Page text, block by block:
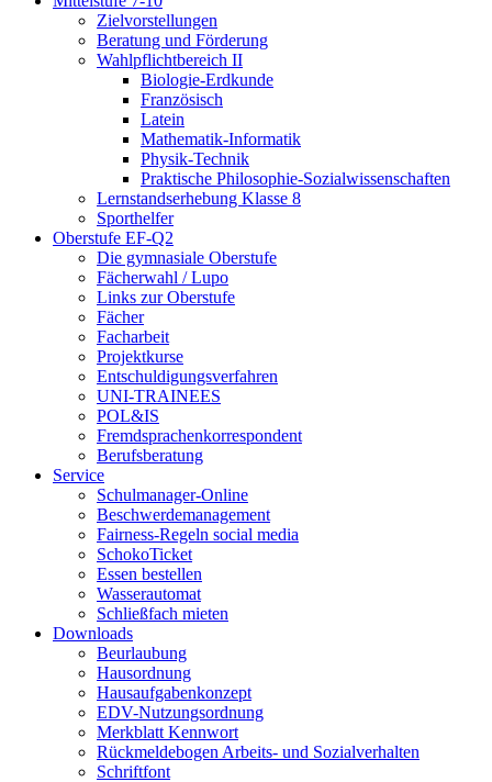
Zielvorstellungen
Beratung und Förderung
Wahlpflichtbereich II
Biologie-Erdkunde
Französisch
Latein
Mathematik-Informatik
Physik-Technik
Praktische Philosophie-Sozialwissenschaften
Lernstandserhebung Klasse 8
Sporthelfer
Oberstufe EF-Q2
Die gymnasiale Oberstufe
Fächerwahl / Lupo
Links zur Oberstufe
Fächer
Facharbeit
Projektkurse
Entschuldigungsverfahren
UNI-TRAINEES
POL&IS
Fremdsprachenkorrespondent
Berufsberatung
Service
Schulmanager-Online
Beschwerdemanagement
Fairness-Regeln social media
SchokoTicket
Essen bestellen
Wasserautomat
Schließfach mieten
Downloads
Beurlaubung
Hausordnung
Hausaufgabenkonzept
EDV-Nutzungsordnung
Merkblatt Kennwort
Rückmeldebogen Arbeits- und Sozialverhalten
Schriftfont